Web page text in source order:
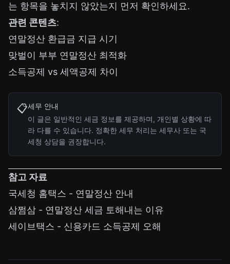
는 항목을 놓치지 않았는지 먼저 확인하세요.
관련 콘텐츠:
연말정산 환급금 지급 시기
맞벌이 부부 연말정산 최적화
소득공제 vs 세액공제 차이
📋세무 안내
이 글은 일반적인 세금 정보를 제공하며, 개인별 상황에 따
라 다를 수 있습니다. 정확한 세무 처리는 세무사 또는 국
세청 상담을 권장합니다.
참고 자료
국세청 홈택스 - 연말정산 안내
삼쩜삼 - 연말정산 세금 토해내는 이유
세이브택스 - 신용카드 소득공제 오해